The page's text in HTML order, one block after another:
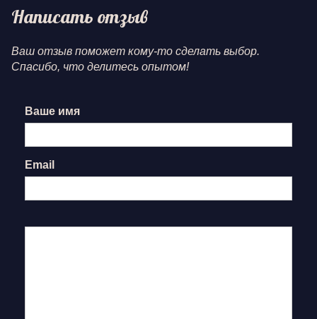
Написать отзыв
Ваш отзыв поможет кому-то сделать выбор.
Спасибо, что делитесь опытом!
Ваше имя
Email